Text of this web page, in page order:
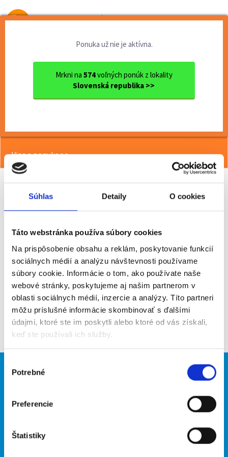
Súhlas Detaily O cookies
Táto webstránka používa súbory cookies
Na prispôsobenie obsahu a reklám, poskytovanie funkcií
sociálnych médií a analýzu návštevnosti používame
súbory cookie. Informácie o tom, ako používate naše
webové stránky, poskytujeme aj našim partnerom v
oblasti sociálnych médií, inzercie a analýzy. Títo partneri
môžu príslušné informácie skombinovať s ďalšími
údajmi, ktoré ste im poskytli alebo ktoré od vás získali,
keď ste používali ich služby.
súhlasu
Potrebné
Preferencie
Štatistiky
Od prvej brigády
Ponuka už nie je aktívna.
Mrkni na 574voľných ponúk z lokality
Slovenská republika >>
Ok. Zvolen
Termín 06.07. Manipulačné p...
<< Späť
Viac o ponuke >>
Poslať na email
Upozorniť na inzerát
Pridať do obľúbených
Späť
Brigádnici
Hľadané brigády
O portáli Naše ďalšie projekty